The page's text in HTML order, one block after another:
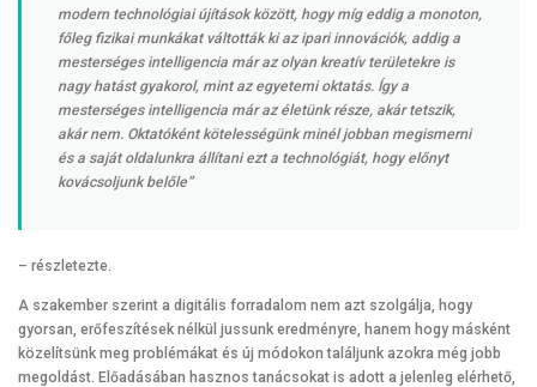
modern technológiai újítások között, hogy míg eddig a monoton,
főleg fizikai munkákat váltották ki az ipari innovációk, addig a
mesterséges intelligencia már az olyan kreatív területekre is
nagy hatást gyakorol, mint az egyetemi oktatás. Így a
mesterséges intelligencia már az életünk része, akár tetszik,
akár nem. Oktatóként kötelességünk minél jobban megismerni
és a saját oldalunkra állítani ezt a technológiát, hogy előnyt
kovácsoljunk belőle”
– részletezte.
A szakember szerint a digitális forradalom nem azt szolgálja, hogy
gyorsan, erőfeszítések nélkül jussunk eredményre, hanem hogy másként
közelítsünk meg problémákat és új módokon találjunk azokra még jobb
megoldást. Előadásában hasznos tanácsokat is adott a jelenleg elérhető,